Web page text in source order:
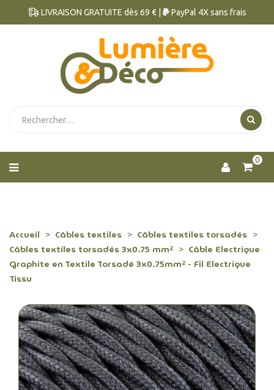
LIVRAISON GRATUITE dès 69 € | PayPal 4X sans frais
0
Accueil Câbles textiles
Câbles textiles torsadés
Câbles textiles torsadés 3x0.75 mm²
Câble Electrique
Graphite en Textile Torsadé 3x0.75mm² - Fil Electrique
Tissu